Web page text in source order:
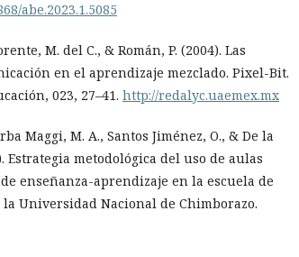
abe.2023.1.5085
M. del C., & Román, P. (2004). Las
en el aprendizaje mezclado. Pixel-Bit.
023, 27–41. http://redalyc.uaemex.mx
Maggi, M. A., Santos Jiménez, O., & De la
Estrategia metodológica del uso de aulas
enseñanza-aprendizaje en la escuela de
Universidad Nacional de Chimborazo.